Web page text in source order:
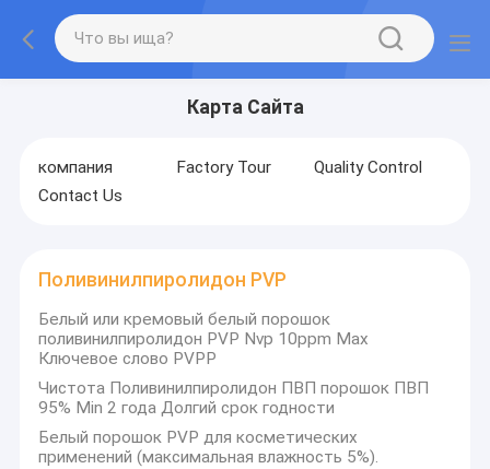
Карта Сайта
компания Factory Tour
Quality Control
Contact Us
Поливинилпиролидон PVP
Белый или кремовый белый порошок
поливинилпиролидон PVP Nvp 10ppm Max
Ключевое слово PVPP
Чистота Поливинилпиролидон ПВП порошок ПВП
95% Min 2 года Долгий срок годности
Белый порошок PVP для косметических
применений (максимальная влажность 5%).